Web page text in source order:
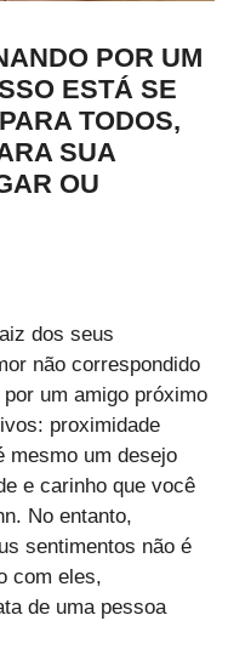
POR UM
ESTÁ SE
TODOS,
SUA
OU
dos seus
não correspondido
um amigo próximo
proximidade
mesmo um desejo
e carinho que você
No entanto,
sentimentos não é
com eles,
de uma pessoa